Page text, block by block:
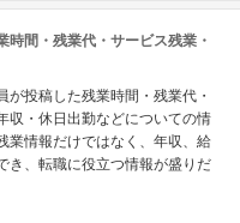
間・残業代・サービス残業・
投稿した残業時間・残業代・
収・休日出勤などについての情
業情報だけではなく、年収、給
き、転職に役立つ情報が盛りだ